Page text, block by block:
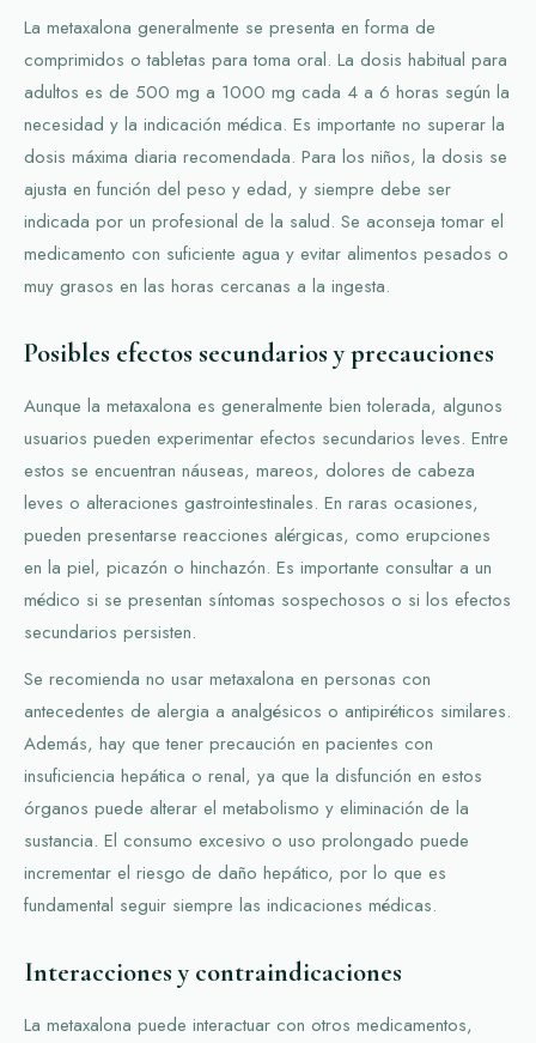
La metaxalona generalmente se presenta en forma de
comprimidos o tabletas para toma oral. La dosis habitual para
adultos es de 500 mg a 1000 mg cada 4 a 6 horas según la
necesidad y la indicación médica. Es importante no superar la
dosis máxima diaria recomendada. Para los niños, la dosis se
ajusta en función del peso y edad, y siempre debe ser
indicada por un profesional de la salud. Se aconseja tomar el
medicamento con suficiente agua y evitar alimentos pesados o
muy grasos en las horas cercanas a la ingesta.
Posibles efectos secundarios y precauciones
Aunque la metaxalona es generalmente bien tolerada, algunos
usuarios pueden experimentar efectos secundarios leves. Entre
estos se encuentran náuseas, mareos, dolores de cabeza
leves o alteraciones gastrointestinales. En raras ocasiones,
pueden presentarse reacciones alérgicas, como erupciones
en la piel, picazón o hinchazón. Es importante consultar a un
médico si se presentan síntomas sospechosos o si los efectos
secundarios persisten.
Se recomienda no usar metaxalona en personas con
antecedentes de alergia a analgésicos o antipiréticos similares.
Además, hay que tener precaución en pacientes con
insuficiencia hepática o renal, ya que la disfunción en estos
órganos puede alterar el metabolismo y eliminación de la
sustancia. El consumo excesivo o uso prolongado puede
incrementar el riesgo de daño hepático, por lo que es
fundamental seguir siempre las indicaciones médicas.
Interacciones y contraindicaciones
La metaxalona puede interactuar con otros medicamentos,